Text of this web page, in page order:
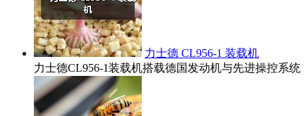
力士德 CL956-1 装载机
力士德CL956-1装载机搭载德国发动机与先进操控系